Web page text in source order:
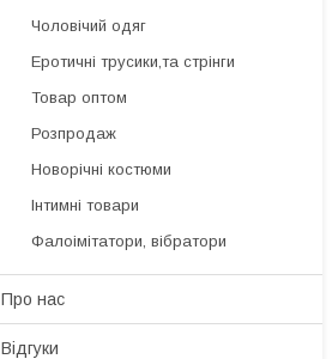
Чоловічий одяг
Еротичні трусики,та стрінги
Товар оптом
Розпродаж
Новорічні костюми
Інтимні товари
Фалоімітатори, вібратори
Про нас
Відгуки